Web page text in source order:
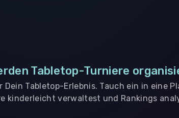
Tabletop-Turniere
Dein Tabletop-Erlebnis. Tauch ein in eine
kinderleicht verwaltest und Rankings